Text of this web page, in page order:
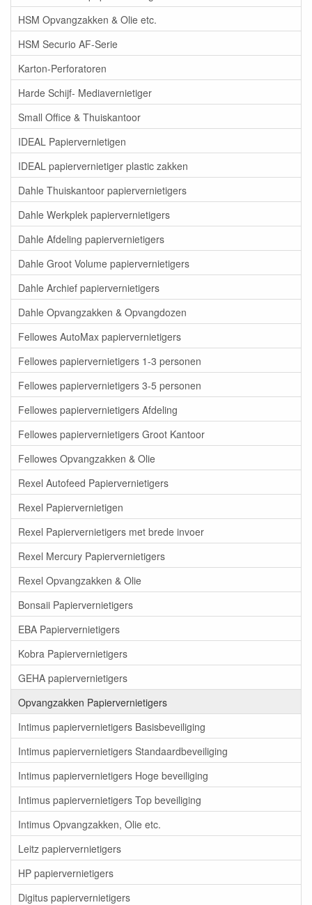
HSM Opvangzakken & Olie etc.
HSM Securio AF-Serie
Karton-Perforatoren
Harde Schijf- Mediavernietiger
Small Office & Thuiskantoor
IDEAL Papiervernietigen
IDEAL papiervernietiger plastic zakken
Dahle Thuiskantoor papiervernietigers
Dahle Werkplek papiervernietigers
Dahle Afdeling papiervernietigers
Dahle Groot Volume papiervernietigers
Dahle Archief papiervernietigers
Dahle Opvangzakken & Opvangdozen
Fellowes AutoMax papiervernietigers
Fellowes papiervernietigers 1-3 personen
Fellowes papiervernietigers 3-5 personen
Fellowes papiervernietigers Afdeling
Fellowes papiervernietigers Groot Kantoor
Fellowes Opvangzakken & Olie
Rexel Autofeed Papiervernietigers
Rexel Papiervernietigen
Rexel Papiervernietigers met brede invoer
Rexel Mercury Papiervernietigers
Rexel Opvangzakken & Olie
Bonsaii Papiervernietigers
EBA Papiervernietigers
Kobra Papiervernietigers
GEHA papiervernietigers
Opvangzakken Papiervernietigers
Intimus papiervernietigers Basisbeveiliging
Intimus papiervernietigers Standaardbeveiliging
Intimus papiervernietigers Hoge beveiliging
Intimus papiervernietigers Top beveiliging
Intimus Opvangzakken, Olie etc.
Leitz papiervernietigers
HP papiervernietigers
Digitus papiervernietigers